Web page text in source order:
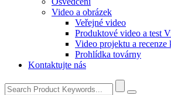
Video a obrázek
Veřejné video
Produktové video a test
Video projektu a recenze
Prohlídka továrny
Kontaktujte nás